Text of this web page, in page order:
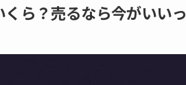
ら？売るなら今がいい